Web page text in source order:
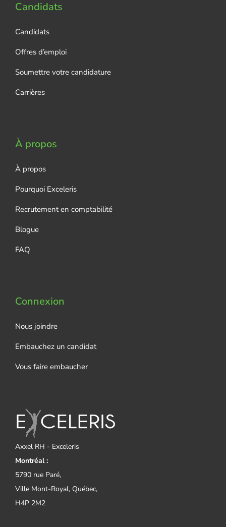
Candidats
Candidats
Offres d’emploi
Soumettre votre candidature
Carrières
À propos
À propos
Pourquoi Exceleris
Recrutement en comptabilité
Blogue
FAQ
Connexion
Nous joindre
Embauchez un candidat
Vous faire embaucher
Axxel RH - Exceleris
Montréal :
5790 rue Paré,
Ville Mont-Royal, Québec,
H4P 2M2